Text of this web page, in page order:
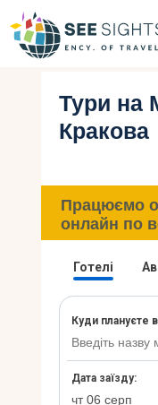
Пошук турів
Гарячі тури
Типи Турів
Країни
Контакти
Тури на
Кракова
Працюємо
онлайн по